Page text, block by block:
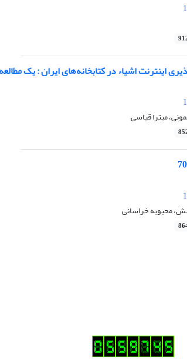
اینترنت اشیاء در کتابخانه‌های ایران : یک
میترا قیاسی
محبوبه خراسانی